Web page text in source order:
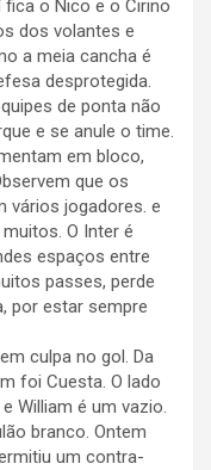
o Nico e o Cirino
dos volantes e
a meia cancha é
desprotegida.
de ponta não
e se anule o time.
em bloco,
que os
vários jogadores. e
O Inter é
espaços entre
passes, perde
por estar sempre
culpa no gol. Da
foi Cuesta. O lado
William é um vazio.
branco. Ontem
um contra-